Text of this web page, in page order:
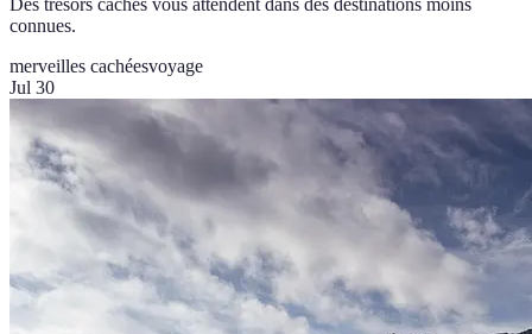
connues.
merveilles cachéesvoyage
Jul 30